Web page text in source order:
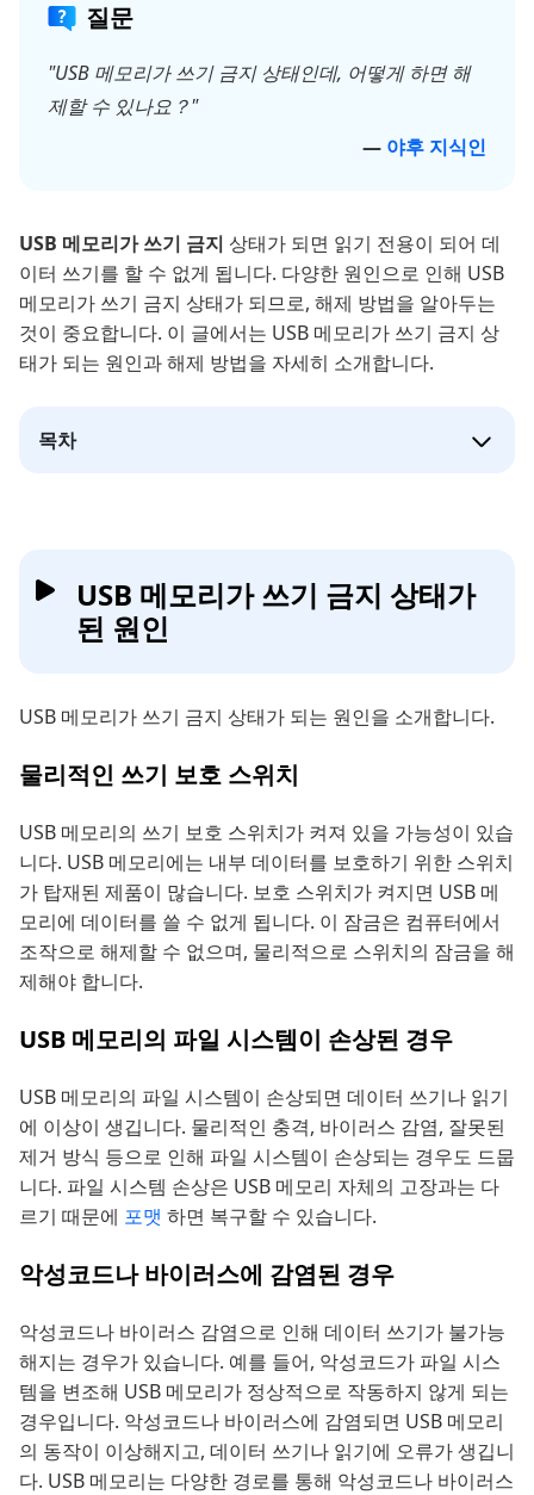
질문
"USB 메모리가 쓰기 금지 상태인데, 어떻게 하면 해
제할 수 있나요？"
― 야후 지식인
USB 메모리가 쓰기 금지 상태가 되면 읽기 전용이 되어 데
이터 쓰기를 할 수 없게 됩니다. 다양한 원인으로 인해 USB
메모리가 쓰기 금지 상태가 되므로, 해제 방법을 알아두는
것이 중요합니다. 이 글에서는 USB 메모리가 쓰기 금지 상
태가 되는 원인과 해제 방법을 자세히 소개합니다.
목차
USB 메모리가 쓰기 금지 상태가
된 원인
USB 메모리가 쓰기 금지 상태가 되는 원인을 소개합니다.
물리적인 쓰기 보호 스위치
USB 메모리의 쓰기 보호 스위치가 켜져 있을 가능성이 있습
니다. USB 메모리에는 내부 데이터를 보호하기 위한 스위치
가 탑재된 제품이 많습니다. 보호 스위치가 켜지면 USB 메
모리에 데이터를 쓸 수 없게 됩니다. 이 잠금은 컴퓨터에서
조작으로 해제할 수 없으며, 물리적으로 스위치의 잠금을 해
제해야 합니다.
USB 메모리의 파일 시스템이 손상된 경우
USB 메모리의 파일 시스템이 손상되면 데이터 쓰기나 읽기
에 이상이 생깁니다. 물리적인 충격, 바이러스 감염, 잘못된
제거 방식 등으로 인해 파일 시스템이 손상되는 경우도 드뭅
니다. 파일 시스템 손상은 USB 메모리 자체의 고장과는 다
르기 때문에 포맷 하면 복구할 수 있습니다.
악성코드나 바이러스에 감염된 경우
악성코드나 바이러스 감염으로 인해 데이터 쓰기가 불가능
해지는 경우가 있습니다. 예를 들어, 악성코드가 파일 시스
템을 변조해 USB 메모리가 정상적으로 작동하지 않게 되는
경우입니다. 악성코드나 바이러스에 감염되면 USB 메모리
의 동작이 이상해지고, 데이터 쓰기나 읽기에 오류가 생깁니
다. USB 메모리는 다양한 경로를 통해 악성코드나 바이러스